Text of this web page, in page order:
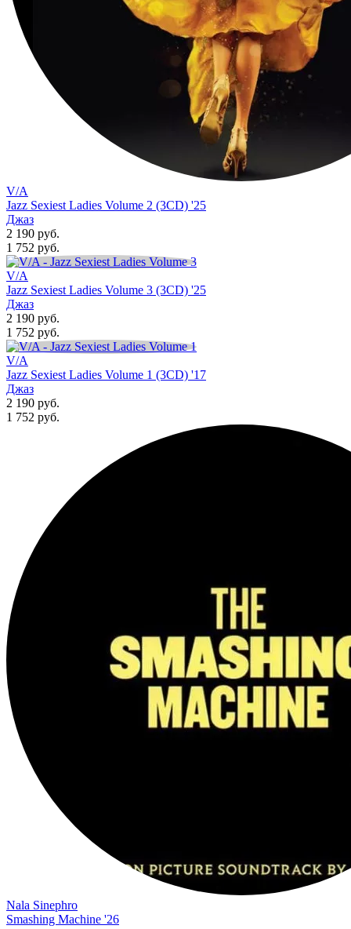
V/A
Jazz Sexiest Ladies Volume 2 (3CD) '25
Джаз
2 190 руб.
1 752 руб.
V/A
Jazz Sexiest Ladies Volume 3 (3CD) '25
Джаз
2 190 руб.
1 752 руб.
V/A
Jazz Sexiest Ladies Volume 1 (3CD) '17
Джаз
2 190 руб.
1 752 руб.
Nala Sinephro
Smashing Machine '26